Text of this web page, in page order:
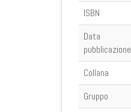
ISBN
Data
pubblicazione
Collana
Gruppo